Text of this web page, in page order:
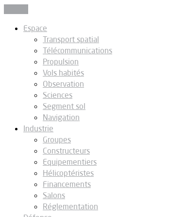
Espace
Transport spatial
Télécommunications
Propulsion
Vols habités
Observation
Sciences
Segment sol
Navigation
Industrie
Groupes
Constructeurs
Equipementiers
Hélicoptéristes
Financements
Salons
Réglementation